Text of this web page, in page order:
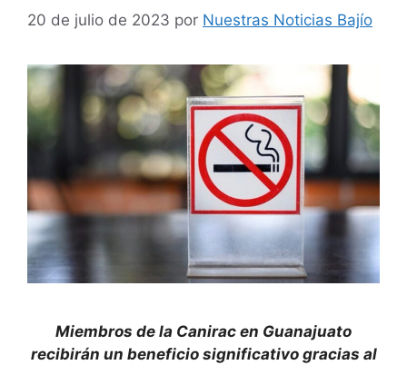
20 de julio de 2023 por Nuestras Noticias Bajío
Miembros de la Canirac en Guanajuato
recibirán un beneficio significativo gracias al